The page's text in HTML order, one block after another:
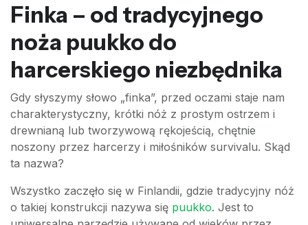
Finka – od tradycyjnego
noża puukko do
harcerskiego niezbędnika
Gdy słyszymy słowo „finka”, przed oczami staje nam
charakterystyczny, krótki nóż z prostym ostrzem i
drewnianą lub tworzywową rękojeścią, chętnie
noszony przez harcerzy i miłośników survivalu. Skąd
ta nazwa?
Wszystko zaczęło się w Finlandii, gdzie tradycyjny nóż
o takiej konstrukcji nazywa się puukko. Jest to